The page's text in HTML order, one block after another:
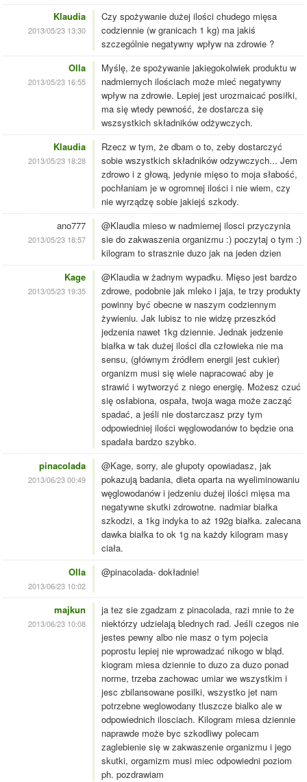
Klaudia
2013/05/23 13:30
Czy spożywanie dużej ilości chudego mięsa
codziennie (w granicach 1 kg) ma jakiś
szczególnie negatywny wpływ na zdrowie ?
Olla
2013/05/23 16:55
Myślę, że spożywanie jakiegokolwiek produktu w
nadmiernych ilościach może mieć negatywny
wpływ na zdrowie. Lepiej jest urozmaicać posiłki,
ma się wtedy pewność, że dostarcza się
wszsystkich składników odżywczych.
Klaudia
2013/05/23 18:28
Rzecz w tym, że dbam o to, zeby dostarczyć
sobie wszystkich składników odzywczych... Jem
zdrowo i z głową, jedynie mięso to moja słabość,
pochłaniam je w ogromnej ilości i nie wiem, czy
nie wyrządzę sobie jakiejś szkody.
ano777
2013/05/23 18:57
@Klaudia mieso w nadmiernej ilosci przyczynia
sie do zakwaszenia organizmu :) poczytaj o tym :)
kilogram to strasznie duzo jak na jeden dzien
Kage
2013/05/23 19:35
@Klaudia w żadnym wypadku. Mięso jest bardzo
zdrowe, podobnie jak mleko i jaja, te trzy produkty
powinny być obecne w naszym codziennym
żywieniu. Jak lubisz to nie widzę przeszkód
jedzenia nawet 1kg dziennie. Jednak jedzenie
białka w tak dużej ilości dla człowieka nie ma
sensu, (głównym źródłem energii jest cukier)
organizm musi się wiele napracować aby je
strawić i wytworzyć z niego energię. Możesz czuć
się osłabiona, ospała, twoja waga może zacząć
spadać, a jeśli nie dostarczasz przy tym
odpowiedniej ilości węglowodanów to będzie ona
spadała bardzo szybko.
pinacolada
2013/06/23 00:49
@Kage, sorry, ale głupoty opowiadasz, jak
pokazują badania, dieta oparta na wyeliminowaniu
węglowodanów i jedzeniu dużej ilości mięsa ma
negatywne skutki zdrowotne. nadmiar białka
szkodzi, a 1kg indyka to aż 192g białka. zalecana
dawka białka to ok 1g na każdy kilogram masy
ciała.
Olla
2013/06/23 10:02
@pinacolada- dokładnie!
majkun
2013/06/23 10:08
ja tez sie zgadzam z pinacolada, razi mnie to że
niektórzy udzielają blednych rad. Jeśli czegos nie
jestes pewny albo nie masz o tym pojecia
poprostu lepiej nie wprowadzać nikogo w bląd.
kiogram miesa dziennie to duzo za duzo ponad
norme, trzeba zachowac umiar we wszystkim i
jesc zbilansowane posilki, wszystko jet nam
potrzebne weglowodany tluszcze bialko ale w
odpowiednich ilosciach. Kilogram miesa dziennie
naprawde może byc szkodliwy polecam
zaglebienie się w zakwaszenie organizmu i jego
skutki, orgamizm musi miec odpowiedni poziom
ph. pozdrawiam